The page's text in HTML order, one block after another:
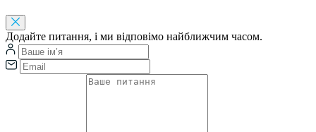
Додайте питання, і ми відповімо найближчим часом.